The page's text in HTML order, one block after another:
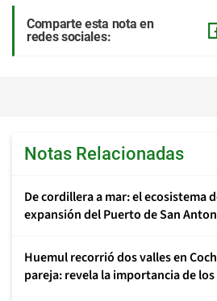
Comparte esta nota en
redes sociales:
Notas Relacionadas
De cordillera a mar: el ecosistema
expansión del Puerto de San
Huemul recorrió dos valles en
pareja: revela la importancia de